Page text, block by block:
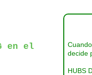
en el
decide
HUBS